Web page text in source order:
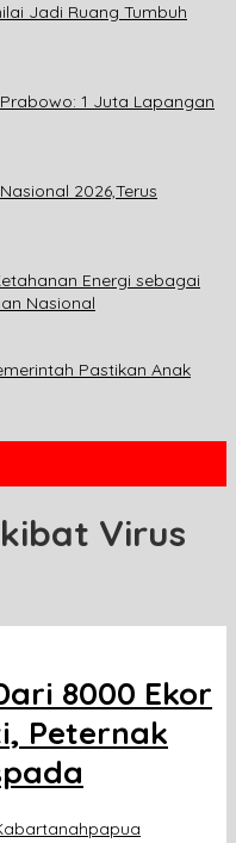
Jadi Ruang Tumbuh
1 Juta Lapangan
2026,Terus
Energi sebagai
Nasional
Pastikan Anak
Virus
8000 Ekor
Peternak